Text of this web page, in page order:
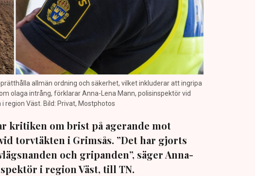
allmän ordning och säkerhet, vilket inkluderar att ingripa
olaga intrång, förklarar Anna-Lena Mann, polisinspektör vid
region Väst. Bild: Privat, Mostphotos
kritiken om brist på agerande mot
torvtäkten i Grimsås. ”Det har gjorts
och gripanden”, säger Anna-
i region Väst, till TN.